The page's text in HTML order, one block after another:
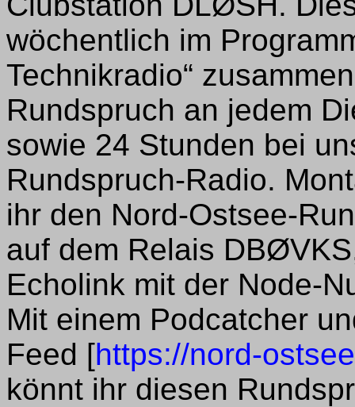
wöchentlich im
Technikradio“
Rundspruch an jedem
sowie 24 Stunden bei
Rundspruch-Radio.
ihr den Nord-Ostsee-
auf dem Relais
Echolink mit der Node-
Mit einem Podcatcher
Feed [https://nord-
könnt ihr diesen